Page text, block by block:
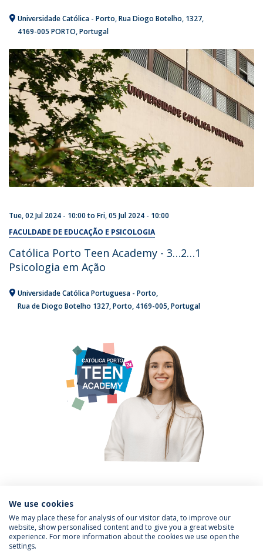
Universidade Católica - Porto Rua Diogo Botelho, 1327
4169-005 PORTO Portugal
Tue, 02 Jul 2024 - 10:00to Fri, 05 Jul 2024 - 10:00
FACULDADE DE EDUCAÇÃO E PSICOLOGIA
Católica Porto Teen Academy - 3…2…1
Psicologia em Ação
Universidade Católica Portuguesa - Porto
Rua de Diogo Botelho 1327 Porto 4169-005 Portugal
PREVIOUS
Privacy Policy
We use cookies
We may place these for analysis of our visitor data, to improve our
website, show personalised content and to give you a great website
experience. For more information about the cookies we use open the
settings.